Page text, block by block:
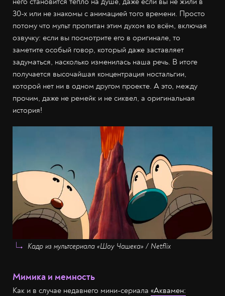
30-х или не знакомы с анимацией того времени. Просто
потому что мульт пропитан этим духом во всём, включая
озвучку: если вы посмотрите его в оригинале, то
заметите особый говор, который даже заставляет
задуматься, насколько изменилась наша речь. В итоге
получается высочайшая концентрация ностальгии,
которой нет ни в одном другом проекте. А это, между
прочим, даже не ремейк и не сиквел, а оригинальная
история!
Кадр из мультсериала «Шоу Чашека» / Netflix
Мимика и мемность
Как и в случае недавнего мини-сериала «Аквамен: